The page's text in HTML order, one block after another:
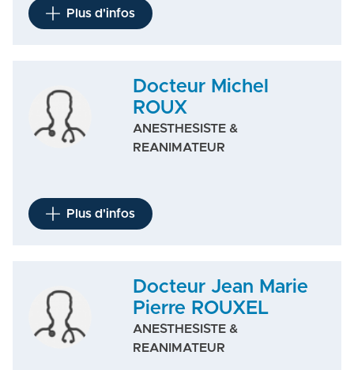
Plus d'infos
Docteur Michel
ROUX
ANESTHESISTE &
REANIMATEUR
Plus d'infos
Docteur Jean Marie
Pierre ROUXEL
ANESTHESISTE &
REANIMATEUR